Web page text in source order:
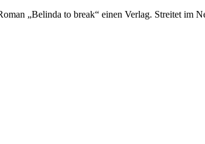
„Belinda to break“ einen Verlag. Streitet im